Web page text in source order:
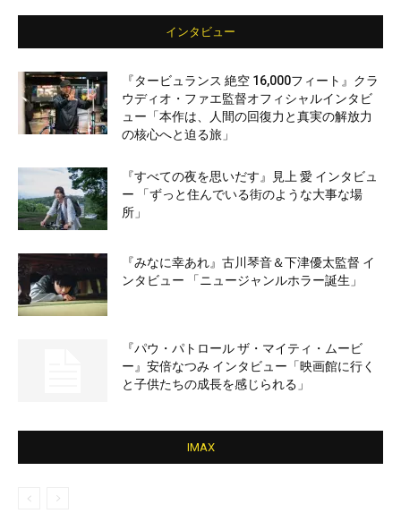
インタビュー
『タービュランス 絶空 16,000フィート』クラ
ウディオ・ファエ監督オフィシャルインタビ
ュー「本作は、人間の回復力と真実の解放力
の核心へと迫る旅」
『すべての夜を思いだす』見上 愛 インタビュ
ー 「ずっと住んでいる街のような大事な場
所」
『みなに幸あれ』古川琴音＆下津優太監督 イ
ンタビュー 「ニュージャンルホラー誕生」
『パウ・パトロール ザ・マイティ・ムービ
ー』安倍なつみ インタビュー「映画館に行く
と子供たちの成長を感じられる」
IMAX